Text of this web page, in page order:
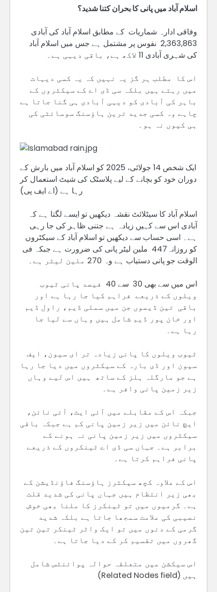
اسلام آباد میں پانی کا بحران کتنا شدید؟
وفاقی ادارہ شماریات کے مطابق اسلام آباد کی آبادی
2,363,863 نفوس پر مشتمل ہے جس میں اسلام آباد
کی شہری آبادی 11 لاکھ ہے، باقی دیہی ہے۔
اس کا مطلب ہر گز یہ نہیں کہ یہ کسی دیہات
میں رہتے ہیں بلکہ سی ڈی اے کے سیکٹروں کے
باہر کی آبادی کو دیہی آبادی ہی گنا جاتا ہے
چاہے وہ کسی جدید ترین ہاؤسنگ سوسائٹی کی
ہی کیوں نہ ہو۔
ایک شخص 14 جولائی، 2025 کو اسلام آباد میں بارش کے
دوران خود کو بچانے کے لیے پلاسٹک کی شیٹ استعمال کر
رہا ہے (اے ایف پی)
اسلام آباد کا سیٹلائٹ نقشہ دیکھیں تو ایسے لگتا ہے کہ
آبادی اس سے کہیں زیادہ ہے جتنی ظاہر کی جا رہی
ہے۔ اسی حساب سے دیکھیں تو اسلام آباد کے سیکٹروں
کو روزانہ447 ملین لیٹر پانی کی ضرورت ہے جبکہ فی
الوقت جو پانی دستیاب ہے وہ 270 ملین لیٹر ہے۔
اس میں سے بھی 30 سے 40 فیصد پانی ٹیوب
ویلوں کے ذریعے فراہم کیا جا رہا ہے اور
باقی تین ڈیموں جن میں سملی ڈیم، راول ڈیم
اور خان پور ڈیم شامل ہیں وہاں سے لیا جا
رہا ہے۔
ٹیوب ویلوں کا پانی زیادہ تر ای سیون، ایف
سیون اور ڈی بارہ کے سیکٹروں میں دیا جا رہا
ہے جو مارگلہ ہلز کے ساتھ ہیں اس لیے وہاں
زیر زمین پانی وافر ہے۔
جبکہ اس کے مقابلے میں آئی ایٹ، آئی نائن،
ایچ نائن میں زیر زمین پانی کم ہے جبکہ باقی
سیکٹروں میں زیر زمین پانی نہ ہونے کے
برابر ہے۔ جہاں سی ڈی اے ٹینکروں کے ذریعے
پانی فراہم کرتا ہے۔
اس کے علاوہ کچھ سیکٹرز ہاؤسنگ فاؤنڈیشن کے
بھی زیر انتظام ہیں جہاں پانی کی شدید قلت
ہے۔ گرمیوں میں تو ٹینکرز کا ملنا بھی خوش
نصیبی کی علامت سمجھا جاتا ہے بلکہ شدید
گرمی کے دنوں میں تو ایک واٹر ٹینکر تین تین
گھروں میں تقسیم کر کے دیا جاتا ہے۔
اس سیکشن میں متعلقہ حوالہ پوائنٹس شامل
ہیں (Related Nodes field)